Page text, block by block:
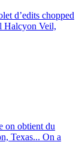
d’edits chopped
Halcyon Veil,
on obtient du
Texas... On a